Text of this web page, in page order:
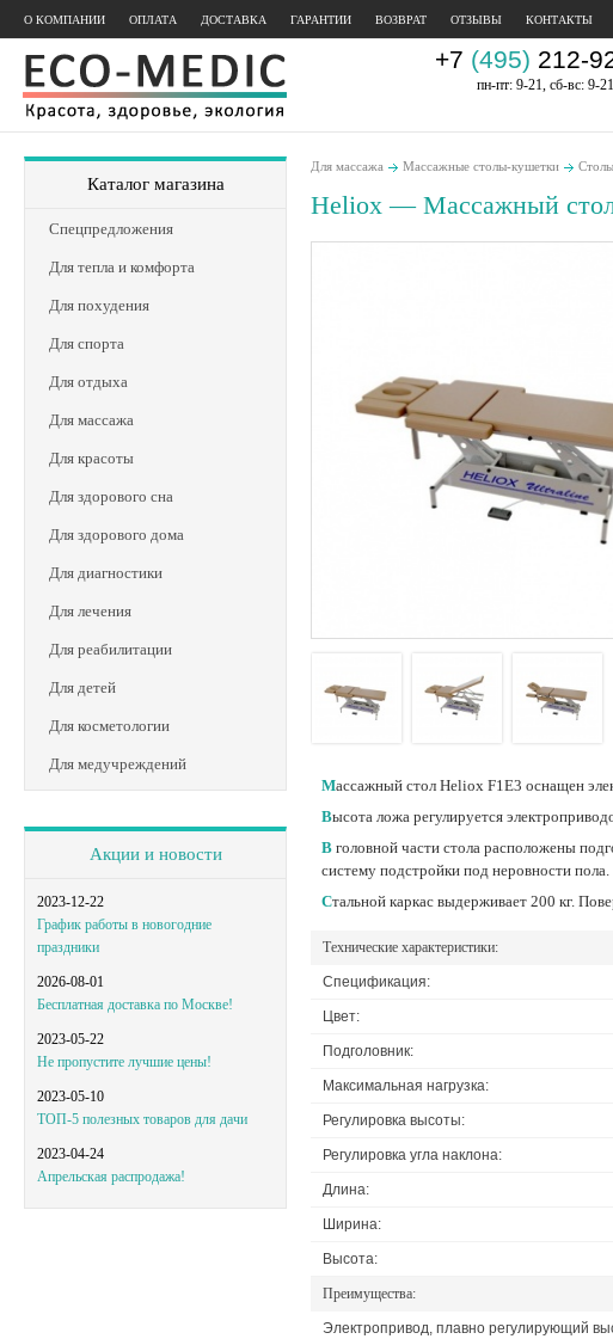
О КОМПАНИИ ОПЛАТА ДОСТАВКА ГАРАНТИИ ВОЗВРАТ ОТЗЫВЫ КОНТАКТЫ
+7 (495) 212-
пн-пт: 9-21, сб-вс: 9-21
Каталог магазина
Спецпредложения
Для тепла и комфорта
Для похудения
Для спорта
Для отдыха
Для массажа
Для красоты
Для здорового сна
Для здорового дома
Для диагностики
Для лечения
Для реабилитации
Для детей
Для косметологии
Для медучреждений
Акции и новости
2023-12-22
График работы в новогодние
праздники
2026-08-01
Бесплатная доставка по Москве!
2023-05-22
Не пропустите лучшие цены!
2023-05-10
ТОП-5 полезных товаров для дачи
2023-04-24
Апрельская распродажа!
Для массажа Массажные столы-кушетки
Heliox — Массажный стол
Массажный стол Heliox F1E3 оснащен
Высота ложа регулируется
В головной части стола расположены подголовник с отверстием для лица и подставкой для рук. Подлокотники легко опускаются и обеспечивают доступ к клиенту. Ножки стола имеют
систему подстройки под неровности пола.
Стальной каркас выдерживает 200 кг.
Технические характеристики:
Спецификация:
Цвет:
Подголовник:
Максимальная нагрузка:
Регулировка высоты:
Регулировка угла наклона:
Длина:
Ширина:
Высота:
Преимущества:
Электропривод, плавно регулирующий